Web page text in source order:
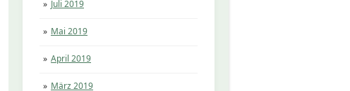
Juli 2019
Mai 2019
April 2019
März 2019